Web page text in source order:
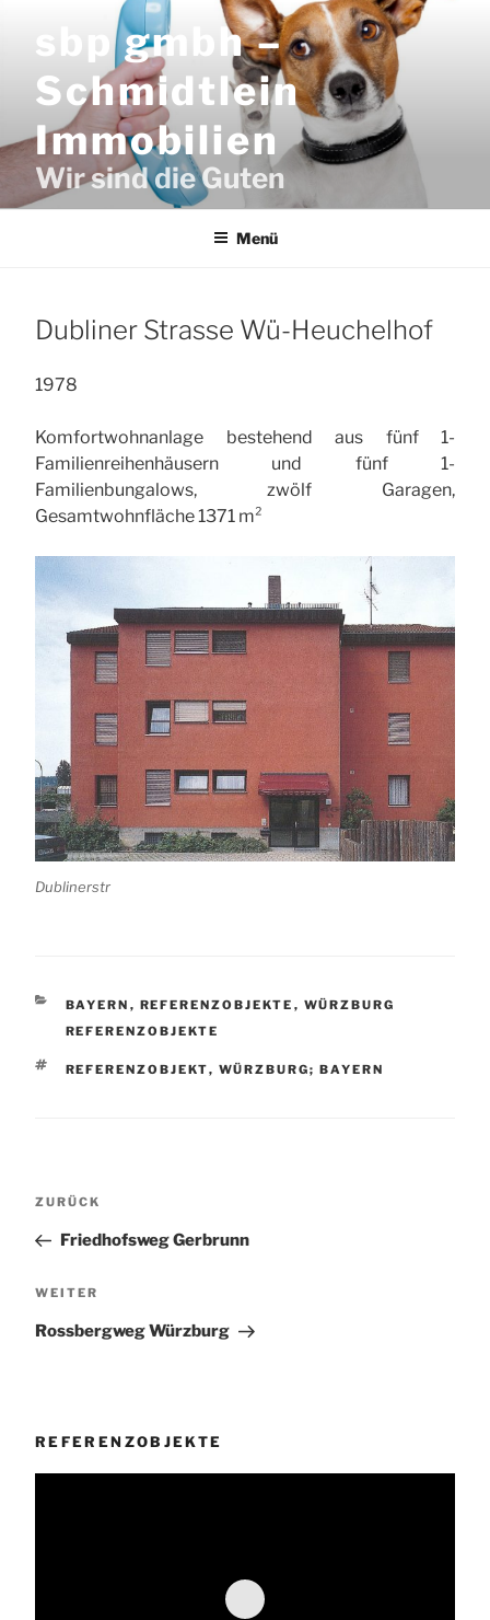
sbp gmbh –
Schmidtlein
Immobilien
Wir sind die Guten
Menü
Dubliner Strasse Wü-Heuchelhof
1978
Komfortwohnanlage bestehend aus fünf 1-
Familienreihenhäusern und fünf 1-
Familienbungalows, zwölf Garagen,
Gesamtwohnfläche 1371 m²
Dublinerstr
KATEGORIEN
BAYERN , REFERENZOBJEKTE , WÜRZBURG
REFERENZOBJEKTE
SCHLAGWÖRTER
REFERENZOBJEKT, WÜRZBURG; BAYERN
Vorheriger
ZURÜCK
Friedhofsweg Gerbrunn
Nächster
WEITER
Rossbergweg Würzburg
REFERENZOBJEKTE